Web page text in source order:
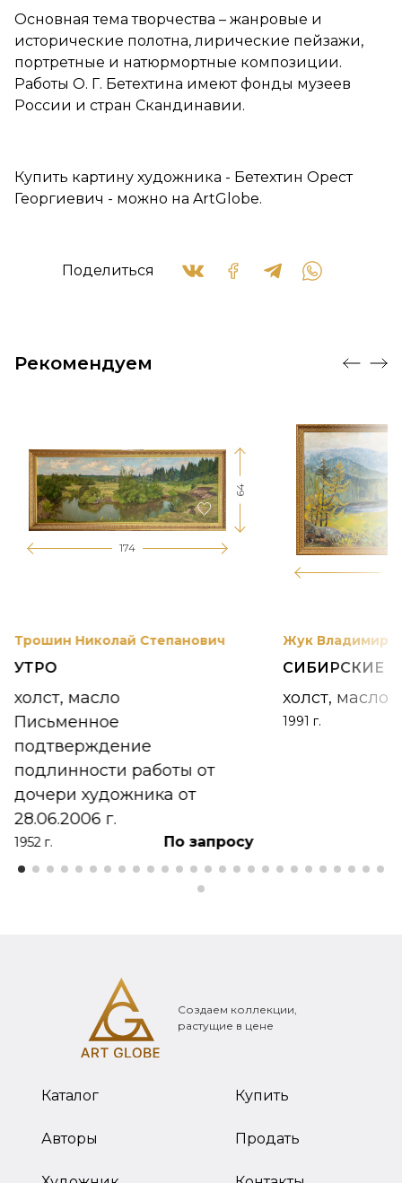
Основная тема творчества – жанровые и
исторические полотна, лирические пейзажи,
портретные и натюрмортные композиции.
Работы О. Г. Бетехтина имеют фонды музеев
России и стран Скандинавии.
Купить картину художника - Бетехтин Орест
Георгиевич - можно на ArtGlobe.
Поделиться
Рекомендуем
174
64
Трошин Николай Степанович
УТРО
холст, масло
Письменное
подтверждение
подлинности работы от
дочери художника от
28.06.2006 г.
1952 г. По запросу
Жук Владимир
СИБИРСКИЕ
холст, масло
1991 г.
Создаем коллекции,
растущие в цене
Каталог
Авторы
Купить
Продать